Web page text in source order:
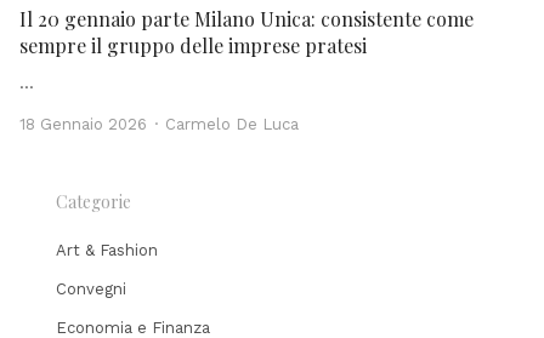
Il 20 gennaio parte Milano Unica: consistente come
sempre il gruppo delle imprese pratesi
…
18 Gennaio 2026 Author
Carmelo De Luca
Categorie
Art & Fashion
Convegni
Economia e Finanza